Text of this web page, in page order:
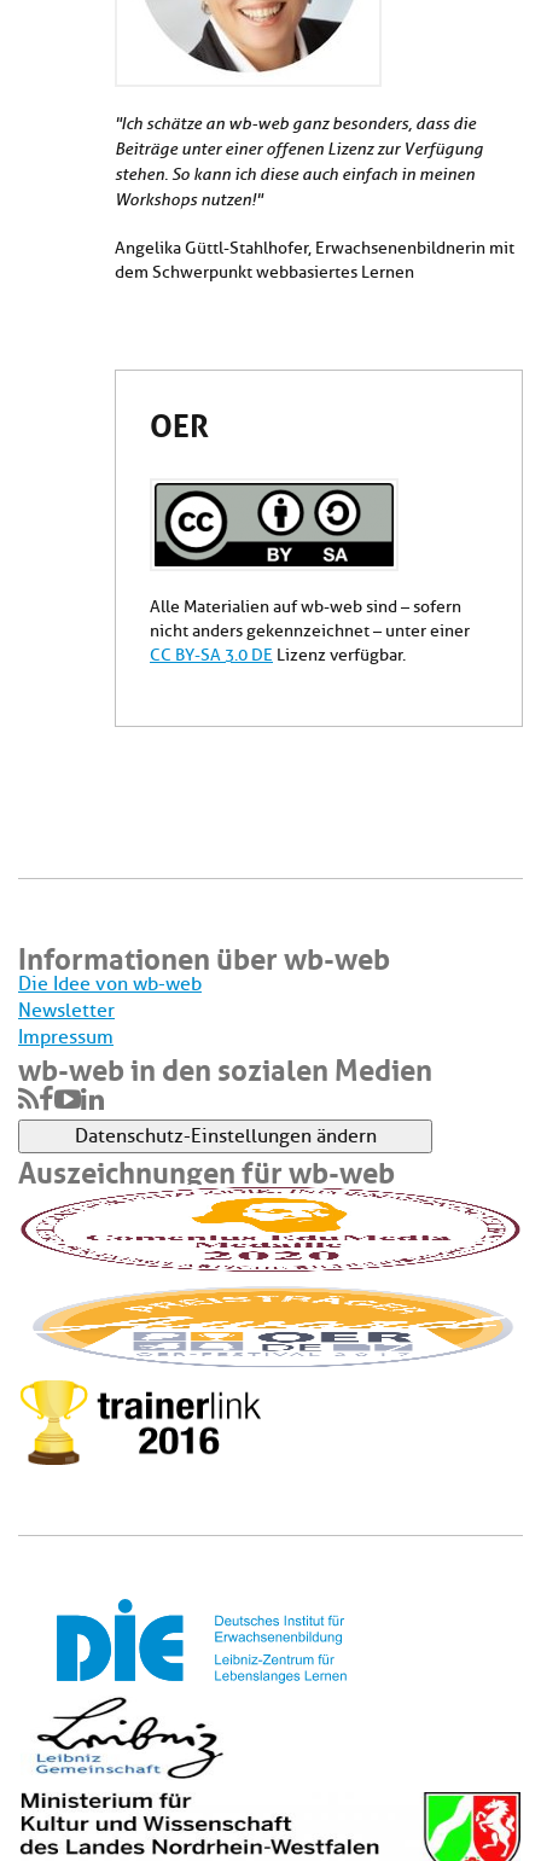
"Ich schätze an wb-web ganz besonders, dass die
Beiträge unter einer offenen Lizenz zur Verfügung
stehen. So kann ich diese auch einfach in meinen
Workshops nutzen!"
Angelika Güttl-Stahlhofer, Erwachsenenbildnerin mit
dem Schwerpunkt webbasiertes Lernen
OER
Alle Materialien auf wb-web sind – sofern
nicht anders gekennzeichnet – unter einer
CC BY-SA 3.0 DE Lizenz verfügbar.
Informationen über wb-web
Die Idee von wb-web
Newsletter
Impressum
wb-web in den sozialen Medien
Datenschutz-Einstellungen ändern
Auszeichnungen für wb-web